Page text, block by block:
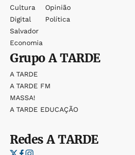
Cultura
Digital
Salvador
Economia
Opinião
Política
GrupoA TARDE
A TARDE
A TARDE FM
MASSA!
A TARDE EDUCAÇÃO
RedesA TARDE